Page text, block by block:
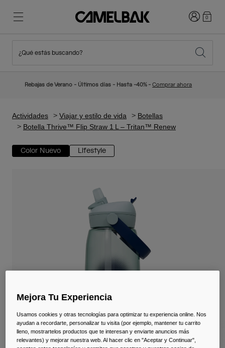
Novedades
Mochilas Hidratación
Tazas y Vasos
Bolsas Hidratación
Accessorios
Senderismo
Viajar y estilo de vida
Adiós a los desechables
Iniciar0
¿Qué estás buscando?
Rebajas de Verano - Últimos días - Hasta -40% -Comprar ahora
Actividades Viajar y estilo de vida
Botellas
Botella Thrive™ Flip Straw 1 L – Tritan™ Renew
Color Nuevo Lifestyle
Mejora Tu Experiencia
Usamos cookies y otras tecnologías para optimizar tu experiencia online. Nos
ayudan a recordarte, personalizar tu visita (por ejemplo, mantener tu carrito
lleno, mostrartelos productos que te interesan y enviarte anuncios más
relevantes) y mejorar nuestra web. Al hacer clic en "Aceptar y Continuar",